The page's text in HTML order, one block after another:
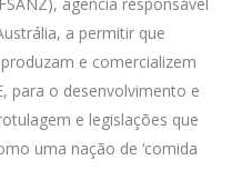
a permitir que
e comercializem
para o desenvolvimento e
e legislações que
uma nação de ‘comida